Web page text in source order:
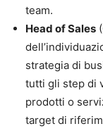
team.
Head of Sales
strategia di
tutti gli step di
prodotti o
target di